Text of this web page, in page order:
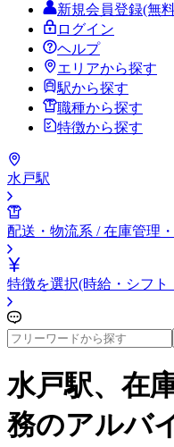
新規会員登録(無
ログイン
ヘルプ
エリアから探す
駅から探す
職種から探す
特徴から探す
水戸駅
配送・物流系 / 在庫管理
特徴を選択(時給・シフト
水戸駅、在
務のアルバ